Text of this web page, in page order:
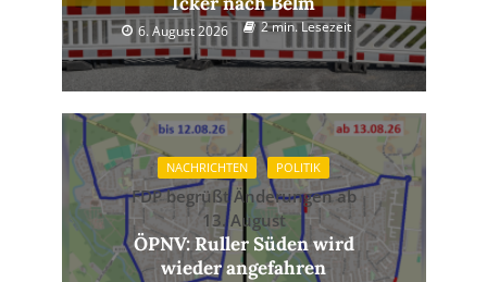
6. August 2026 2 min. Lesezeit
NACHRICHTEN POLITIK
FDP begrüßt Änderungen ab
13. August
ÖPNV: Ruller Süden wird
wieder angefahren